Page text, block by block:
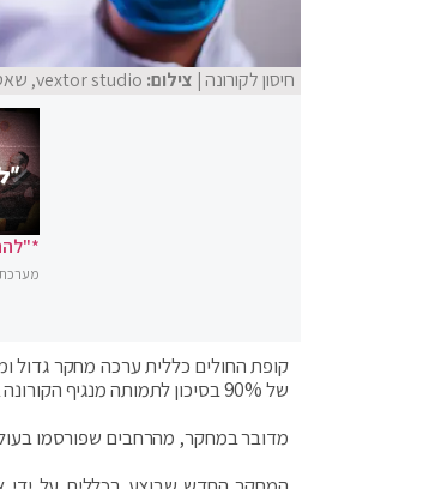
חיסון לקורונה| צילום: vextor studio, שאטרסטוק
מערכת
קופת החולים כללית ערכה מחקר גדול
של 90% בסיכון לתמותה מנגיף הקורונה בקרב בני 50+ שקיבלו את מנת הבוסטר השלישית וזאת בהשוואה למחוסנים פעמיים.
מדובר במחקר, מהרחבים שפורסמו